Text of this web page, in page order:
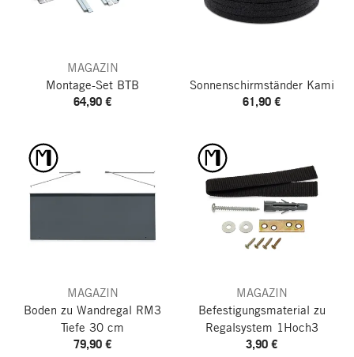
MAGAZIN
Montage-Set BTB
64,90 €
Sonnenschirmständer Kami
61,90 €
MAGAZIN
Boden zu Wandregal RM3
Tiefe 30 cm
79,90 €
MAGAZIN
Befestigungsmaterial zu
Regalsystem 1Hoch3
3,90 €